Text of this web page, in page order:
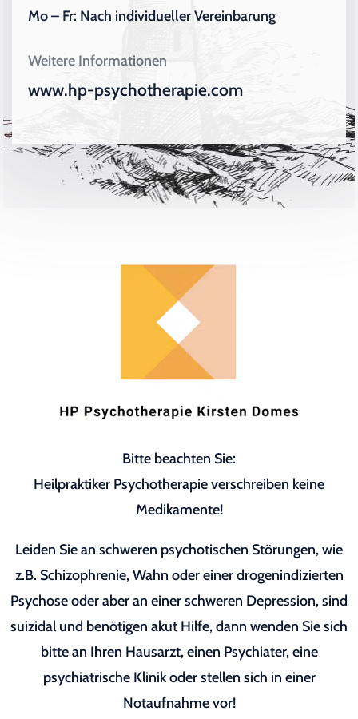
Mo – Fr: Nach individueller Vereinbarung
Weitere Informationen
www.hp-psychotherapie.com
Bitte beachten Sie:
Heilpraktiker Psychotherapie verschreiben keine
Medikamente!
Leiden Sie an schweren psychotischen Störungen, wie
z.B. Schizophrenie, Wahn oder einer drogenindizierten
Psychose oder aber an einer schweren Depression, sind
suizidal und benötigen akut Hilfe, dann wenden Sie sich
bitte an Ihren Hausarzt, einen Psychiater, eine
psychiatrische Klinik oder stellen sich in einer
Notaufnahme vor!